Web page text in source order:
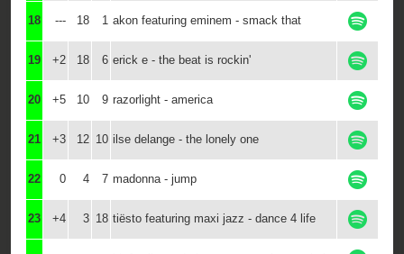
18 --- 18 1 akon featuring eminem - smack that
19 +2 18 6 erick e - the beat is rockin'
20 +5 10 9 razorlight - america
21 +3 12 10 ilse delange - the lonely one
22 0 4 7 madonna - jump
23 +4 3 18 tiësto featuring maxi jazz - dance 4 life